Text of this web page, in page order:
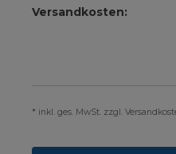
Versandkosten:
* inkl. ges. MwSt. zzgl.